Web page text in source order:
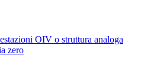
OIV o struttura analoga
zero